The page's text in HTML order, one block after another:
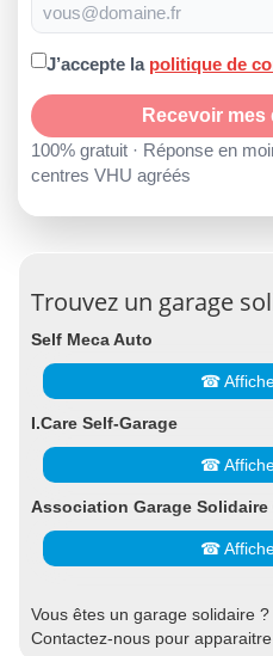
J’accepte la politique de
Recevoir
100% gratuit · Réponse en
centres VHU agréés
Trouvez un garage
Self Meca Auto
☎
I.Care Self-Garage
☎
Association Garage Solidaire
☎
Vous êtes un garage solidaire
Contactez-nous pour apparaitre